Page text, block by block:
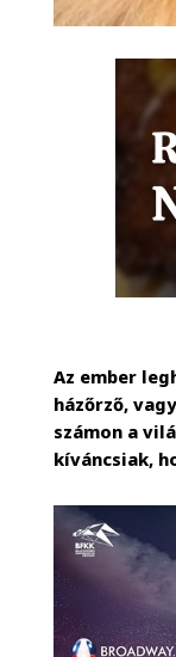
Az ember
házőrző,
számon a
kíváncsiak,